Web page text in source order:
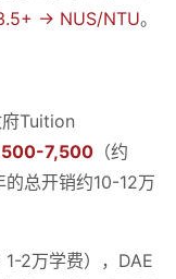
→ NUS/NTU。
Tuition
7,500 （约
总开销约10-12万
2万学费），DAE